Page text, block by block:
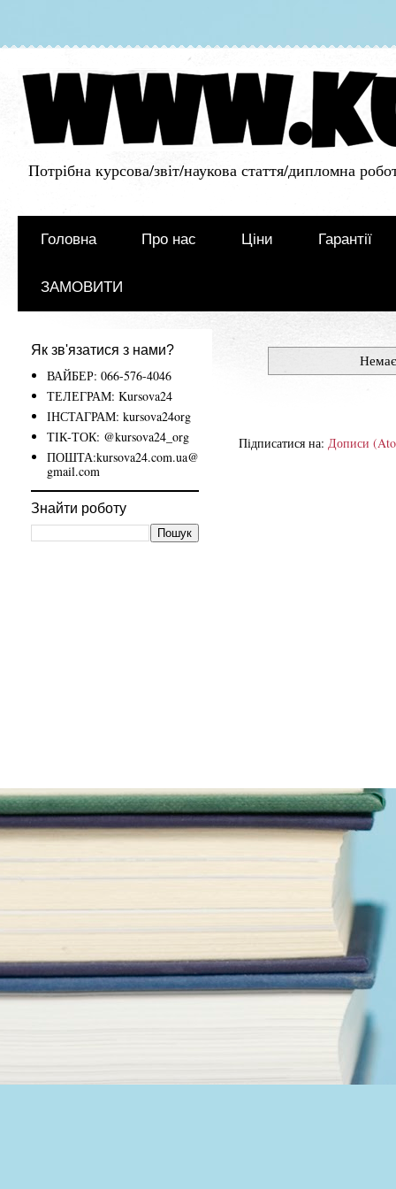
Потрібна курсова/звіт/наукова стаття/дипломна
Головна Про нас Ціни Гарантії
ЗАМОВИТИ
Підписатися на: Дописи
Як зв'язатися з нами?
ВАЙБЕР: 066-576-4046
ТЕЛЕГРАМ: Kursova24
ІНСТАГРАМ: kursova24org
ТІК-ТОК: @kursova24_org
ПОШТА:kursova24.com.ua@
gmail.com
Знайти роботу